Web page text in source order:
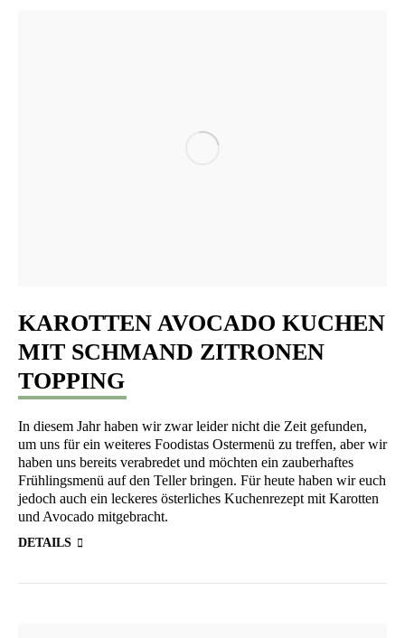
KAROTTEN AVOCADO KUCHEN
MIT SCHMAND ZITRONEN
TOPPING
In die­sem Jahr haben wir zwar lei­der nicht die Zeit gefun­den,
um uns für ein wei­te­res Foo­di­stas Oster­me­nü zu tref­fen, aber wir
haben uns bereits ver­ab­re­det und möch­ten ein zau­ber­haf­tes
Früh­lings­me­nü auf den Tel­ler brin­gen. Für heu­te haben wir euch
jedoch auch ein lecke­res öster­li­ches Kuchen­re­zept mit Karot­ten
und Avo­ca­do mitgebracht.
DETAILS